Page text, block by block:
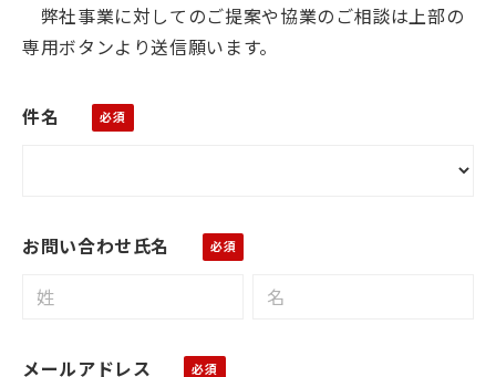
弊社事業に対してのご提案や協業のご相談は上部の
専用ボタンより送信願います。
件名
お問い合わせ氏名
メールアドレス